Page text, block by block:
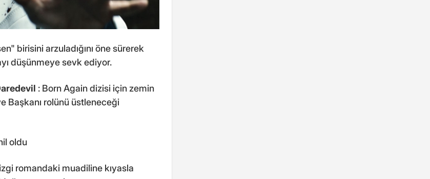
birisini arzuladığını öne sürerek
düşünmeye sevk ediyor.
: Born Again dizisi için zemin
Başkanı rolünü üstleneceği
oldu
romandaki muadiline kıyasla